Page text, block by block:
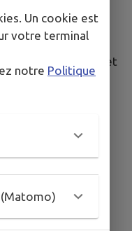
créations
carton,
visites parcs et
La convivialité et
cette petite
fondatrice, Jany
primordial.
Un cookie est
votre terminal
notre Politique